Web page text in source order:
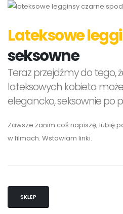
Lateksowe
seksowne
Teraz przejdźmy do tego,
lateksowych kobieta
elegancko, seksownie po
Zawsze zanim coś napiszę, lubię
w filmach. Wstawiam linki.
SKLEP